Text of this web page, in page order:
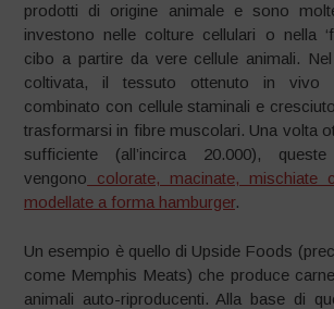
prodotti di origine animale e sono
investono nelle colture cellulari o nella
cibo a partire da vere cellule animali.
coltivata, il tessuto ottenuto in vivo
combinato con cellule staminali e
trasformarsi in fibre muscolari. Una volta
sufficiente (all’incirca 20.000),
vengono colorate, macinate, mischiate
modellate a forma hamburger.
Un esempio è quello di Upside Foods
come Memphis Meats) che produce
animali auto-riproducenti. Alla base di